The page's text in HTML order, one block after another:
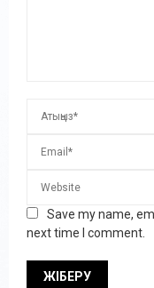
Save my name,
next time I comment.